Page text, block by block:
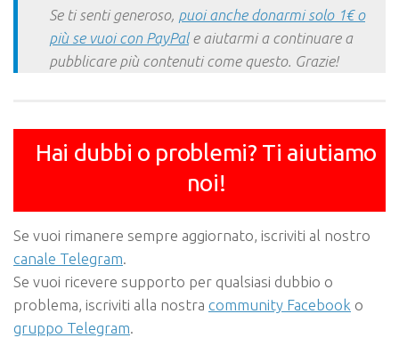
Se ti senti generoso, puoi anche donarmi solo 1€ o
più se vuoi con PayPale aiutarmi a continuare a
pubblicare più contenuti come questo. Grazie!
Hai dubbi o problemi? Ti aiutiamo
noi!
Se vuoi rimanere sempre aggiornato, iscriviti al nostro
canale Telegram.
Se vuoi ricevere supporto per qualsiasi dubbio o
problema, iscriviti alla nostra community Facebook o
gruppo Telegram.